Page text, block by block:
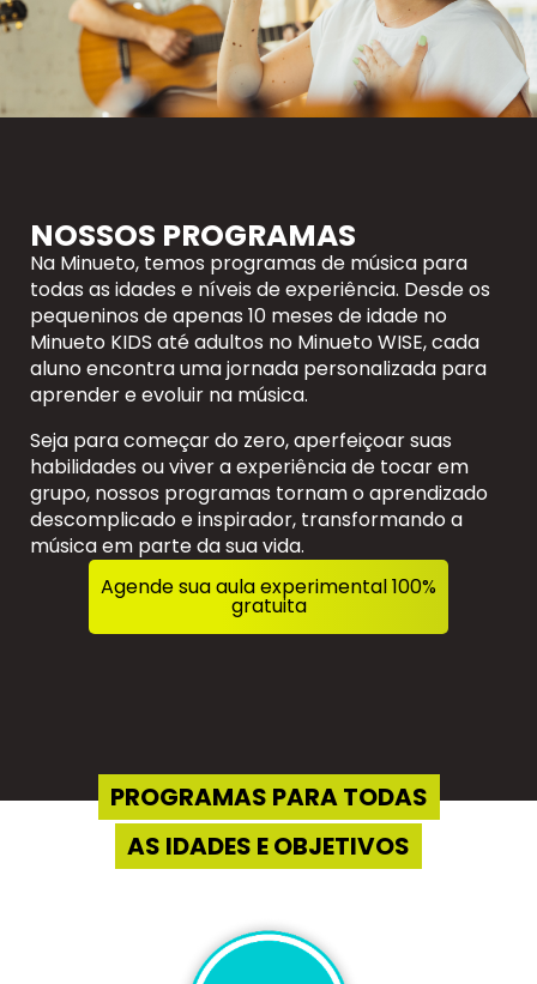
NOSSOS PROGRAMAS
Na Minueto, temos programas de música para
todas as idades e níveis de experiência. Desde os
pequeninos de apenas 10 meses de idade no
Minueto KIDS até adultos no Minueto WISE, cada
aluno encontra uma jornada personalizada para
aprender e evoluir na música.
Seja para começar do zero, aperfeiçoar suas
habilidades ou viver a experiência de tocar em
grupo, nossos programas tornam o aprendizado
descomplicado e inspirador, transformando a
música em parte da sua vida.
Agende sua aula experimental 100%
gratuita
PROGRAMAS PARA TODAS
AS IDADES E OBJETIVOS